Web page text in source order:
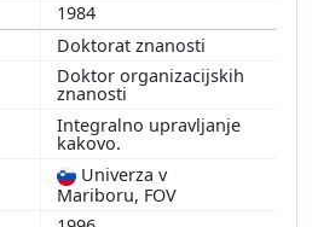
1984
Doktorat znanosti
Doktor organizacijskih
znanosti
Integralno upravljanje
kakovo.
Univerza v
Mariboru, FOV